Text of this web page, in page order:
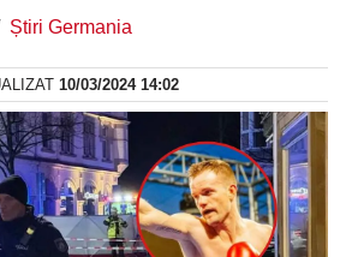
Știri Germania
10/03/2024 14:02